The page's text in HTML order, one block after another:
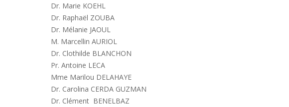
Dr. Marie KOEHL
Dr. Raphaël ZOUBA
Dr. Mélanie JAOUL
M. Marcellin AURIOL
Dr. Clothilde BLANCHON
Pr. Antoine LECA
Mme Marilou DELAHAYE
Dr. Carolina CERDA GUZMAN
Dr. Clément BENELBAZ